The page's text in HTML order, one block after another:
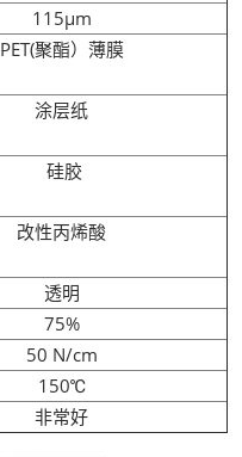
115μm
PET(聚酯）薄膜
涂层纸
硅胶
改性丙烯酸
透明
75%
50 N/cm
150℃
非常好